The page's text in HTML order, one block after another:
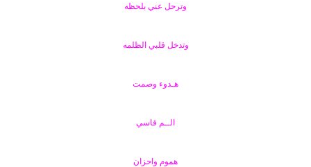
وترحل عني بلحظه
وتدخل قلبي الظلمه
هـدوء وصمت
الــم قاسي
هموم واحزان